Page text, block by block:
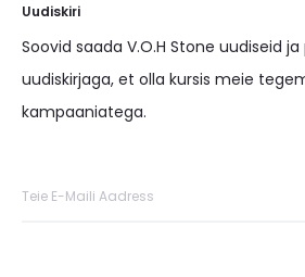
Uudiskiri
Soovid saada V.O.H Stone uudiseid
uudiskirjaga, et olla kursis meie
kampaaniatega.